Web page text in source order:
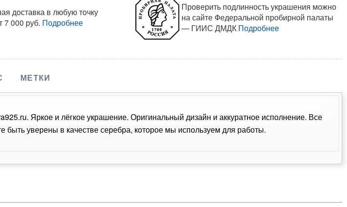
доставка в любую точку
7 000 руб. Подробнее
Проверить подлинность украшения можно
на сайте Федеральной пробирной палаты
— ГИИС ДМДК Подробнее
МЕТКИ
Яркое и лёгкое украшение. Оригинальный дизайн и аккуратное исполнение. Все
уверены в качестве серебра, которое мы используем для работы.